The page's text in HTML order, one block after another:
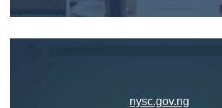
nysc.gov.ng